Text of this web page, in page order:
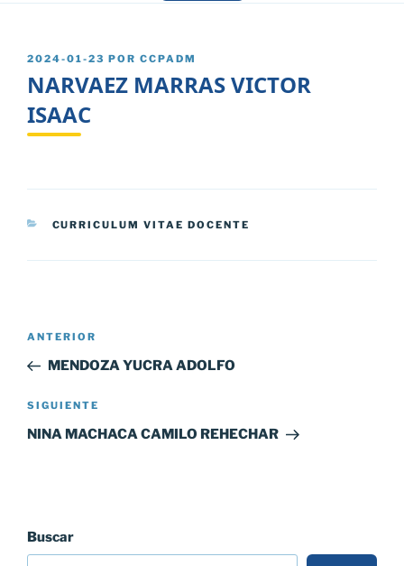
PUBLICADO
2024-01-23 POR CCPADM
NARVAEZ MARRAS VICTOR
ISAAC
CATEGORÍAS
CURRICULUM VITAE DOCENTE
Navegación
entradas
Entrada
anterior:
ANTERIOR
MENDOZA YUCRA ADOLFO
Siguiente
entrada
SIGUIENTE
NINA MACHACA CAMILO REHECHAR
Buscar